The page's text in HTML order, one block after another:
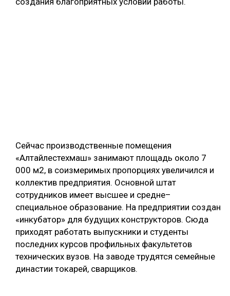
Сейчас производственные помещения
«Алтайлестехмаш» занимают площадь около 7
000 м2, в соизмеримых пропорциях увеличился и
коллектив предприятия. Основной штат
сотрудников имеет высшее и средне–
специальное образование. На предприятии создан
«инкубатор» для будущих конструкторов. Сюда
приходят работать выпускники и студенты
последних курсов профильных факультетов
технических вузов. На заводе трудятся семейные
династии токарей, сварщиков.